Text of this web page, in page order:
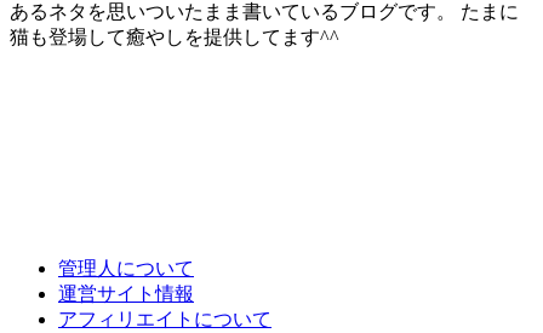
あるネタを思いついたまま書いているブログです。 たまに
猫も登場して癒やしを提供してます^^
管理人について
運営サイト情報
アフィリエイトについて